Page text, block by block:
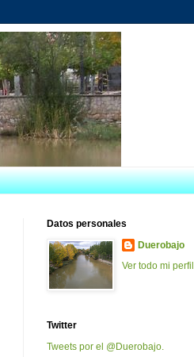
Datos personales
Duerobajo
Ver todo mi perfil
Twitter
Tweets por el @Duerobajo.